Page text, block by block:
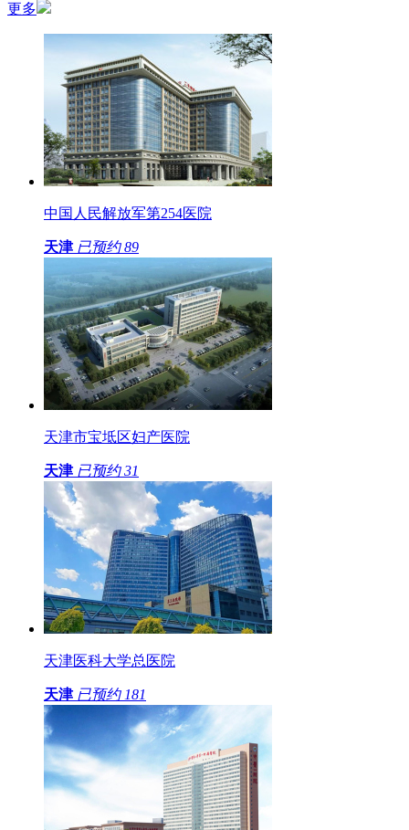
更多
中国人民解放军第254医院
天津 已预约 89
天津市宝坻区妇产医院
天津 已预约 31
天津医科大学总医院
天津 已预约 181